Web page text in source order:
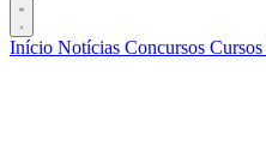
Início Notícias Concursos Cursos